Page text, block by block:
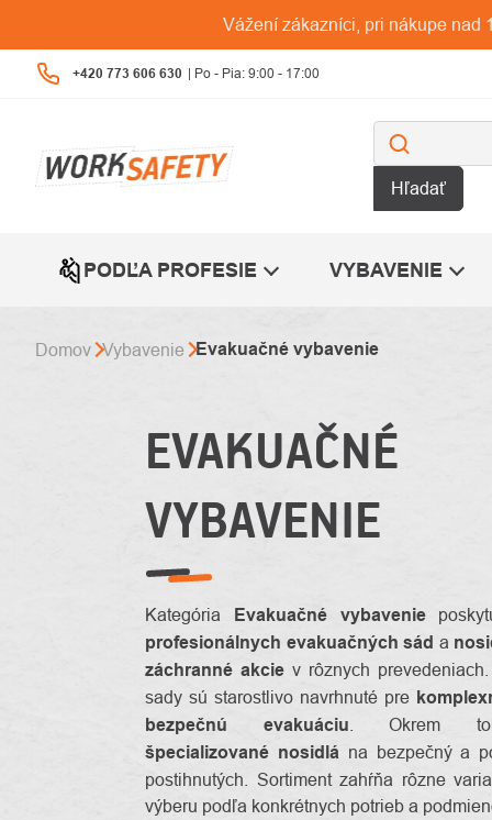
obsah
Vážení zákazníci, pri nákupe nad
+420 773 606 630
Hľadať
PODĽA PROFESIE VYBAVENIE
Domov Vybavenie Evakuačné vybavenie
EVAKUAČNÉ
VYBAVENIE
Kategória Evakuačné vybavenie
profesionálnych evakuačných sád a
záchranné akcie v rôznych
sady sú starostlivo navrhnuté pre
bezpečnú evakuáciu . Okrem
špecializované nosidlá na bezpečný a
postihnutých. Sortiment zahŕňa rôzne
výberu podľa konkrétnych potrieb a